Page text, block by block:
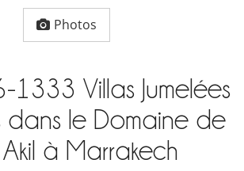
Photos
1333 Villas Jumelées
dans le Domaine de
à Marrakech